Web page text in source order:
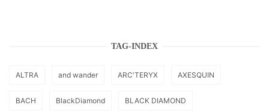
TAG-INDEX
ALTRA and wander ARC'TERYX AXESQUIN
BACH BlackDiamond BLACK DIAMOND